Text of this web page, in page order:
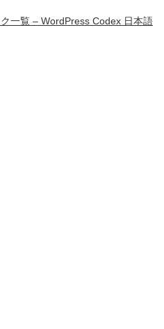
一覧 – WordPress Codex 日本語